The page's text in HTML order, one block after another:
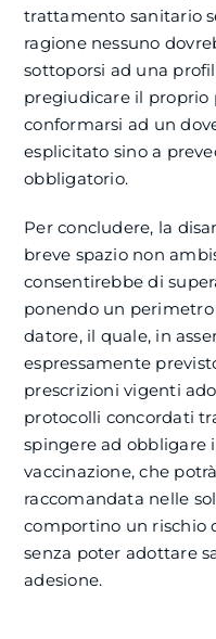
trattamento sanitario
ragione nessuno
sottoporsi ad una
pregiudicare il proprio
conformarsi ad un
esplicitato sino a
obbligatorio.
Per concludere, la
breve spazio non
consentirebbe di
ponendo un
datore, il quale, in
espressamente
prescrizioni vigenti
protocolli concordati
spingere ad obbligare
vaccinazione, che
raccomandata nelle
comportino un rischio
senza poter adottare
adesione.